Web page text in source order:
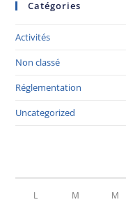
Catégories
Activités
Non classé
Réglementation
Uncategorized
L M M